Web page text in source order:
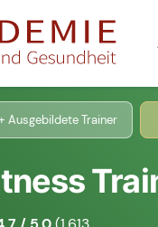
Ausgebildete Trainer